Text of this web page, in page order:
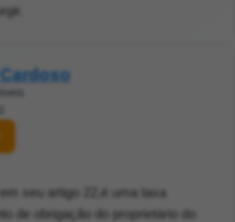
seu artigo 22,é uma taxa
de obrigação do proprietário do